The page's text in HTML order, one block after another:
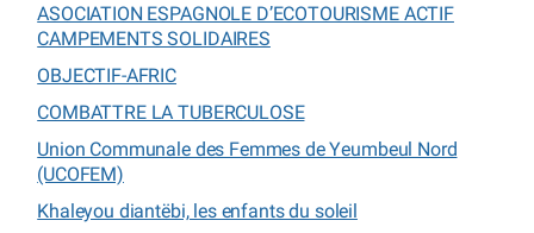
ASOCIATION ESPAGNOLE D’ECOTOURISME ACTIF
CAMPEMENTS SOLIDAIRES
OBJECTIF-AFRIC
COMBATTRE LA TUBERCULOSE
Union Communale des Femmes de Yeumbeul Nord
(UCOFEM)
Khaleyou diantëbi, les enfants du soleil